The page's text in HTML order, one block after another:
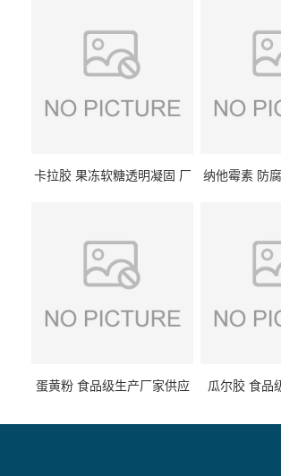
卡拉胶 果冻软糖透明凝固 厂
纳他霉素 防
蛋黄粉 食品级生产厂家供应 瓜尔胶 食品